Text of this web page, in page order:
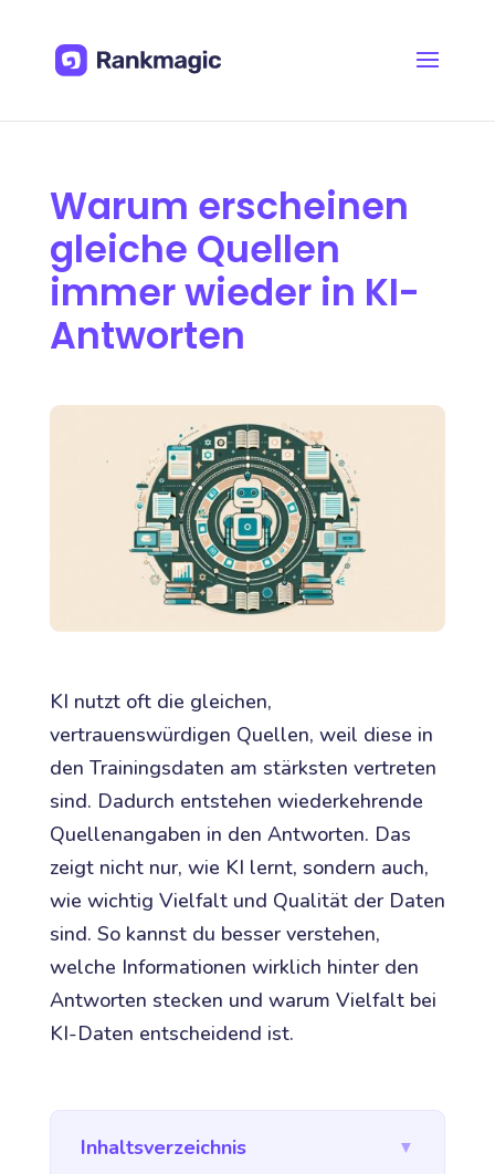
Warum erscheinen
gleiche Quellen
immer wieder in KI-
Antworten
KI nutzt oft die gleichen,
vertrauenswürdigen Quellen, weil diese in
den Trainingsdaten am stärksten vertreten
sind. Dadurch entstehen wiederkehrende
Quellenangaben in den Antworten. Das
zeigt nicht nur, wie KI lernt, sondern auch,
wie wichtig Vielfalt und Qualität der Daten
sind. So kannst du besser verstehen,
welche Informationen wirklich hinter den
Antworten stecken und warum Vielfalt bei
KI-Daten entscheidend ist.
Inhaltsverzeichnis ▼